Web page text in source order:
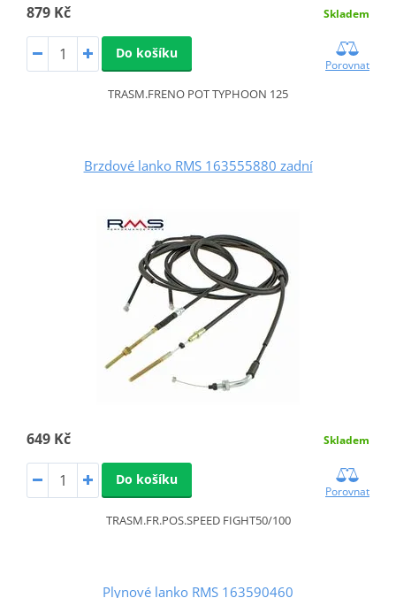
879 Kč Skladem
Do košíku
Porovnat
TRASM.FRENO POT TYPHOON 125
Brzdové lanko RMS 163555880 zadní
649 Kč Skladem
Do košíku
Porovnat
TRASM.FR.POS.SPEED FIGHT50/100
Plynové lanko RMS 163590460